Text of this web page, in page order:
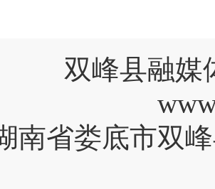
双峰县融媒
南省娄底市双